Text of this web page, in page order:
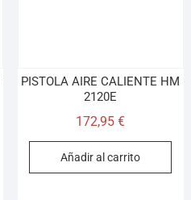
PISTOLA AIRE CALIENTE HM
2120E
172,95€
Añadir al carrito